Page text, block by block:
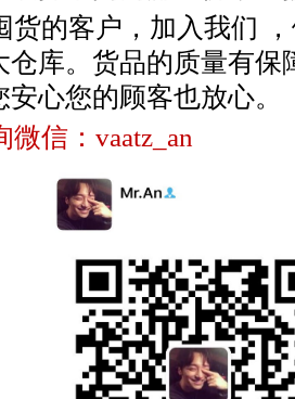
货的客户，加入我们
仓库。货品的质量有保
心您的顾客也放心。
信： vaatz_an